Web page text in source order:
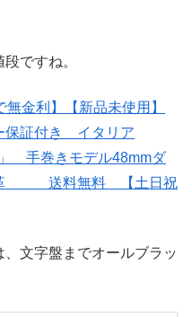
ですね。
無金利】【新品未使用】
保証付き イタリア
手巻きモデル48mmダ
革 送料無料 【土日祝
文字盤までオールブラッ